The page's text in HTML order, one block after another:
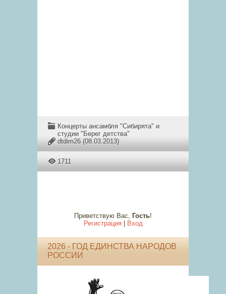
Концерты ансамбля "Сибирята" и
студии "Берег детства"
dtdim26 (08.03.2013)
1711
Приветствую Вас, Гость!
Регистрация| Вход
2026 - ГОД ЕДИНСТВА НАРОДОВ
РОССИИ